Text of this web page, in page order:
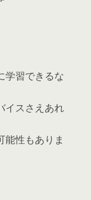
学習できるな
イスさえあれ
能性もありま